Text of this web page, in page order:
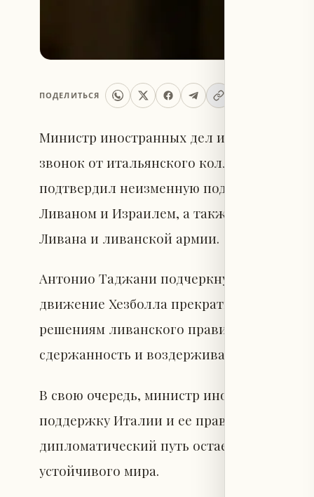
ПОДЕЛИТЬСЯ
Министр иностранных дел и по делам
звонок от итальянского коллеги
подтвердил неизменную поддержку
Ливаном и Израилем, а также
Ливана и ливанской армии.
Антонио Таджани подчеркнул, что для
движение Хезболла прекратило военные
решениям ливанского правительства.
сдержанность и воздерживаться от
В свою очередь, министр иностранных
поддержку Италии и ее правительства,
дипломатический путь остается
устойчивого мира.